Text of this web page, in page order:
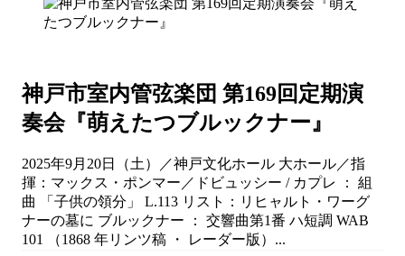
神戸市室内管弦楽団 第169回定期演
奏会『萌えたつブルックナー』
2025年9月20日（土）／神戸文化ホール 大ホール／指
揮：マックス・ポンマー／ドビュッシー / カプレ ： 組
曲 「子供の領分」 L.113 リスト：リヒャルト・ワーグ
ナーの墓に ブルックナー ： 交響曲第1番 ハ短調 WAB
101 （1868 年リンツ稿 ・ レーダー版）...